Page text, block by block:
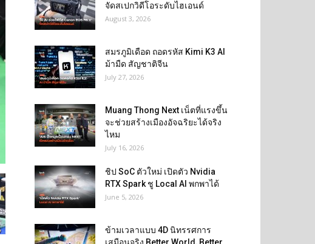
จัดสเปกวิดีโอระดับไฮเอนด์
August 3, 2026
สมรภูมิเดือด ถอดรหัส Kimi K3 AI
ม้ามืด สัญชาติจีน
July 27, 2026
Muang Thong Next เน็ตที่แรงขึ้น
จะช่วยสร้างเมืองอัจฉริยะได้จริง
ไหม
July 16, 2026
ชิป SoC ตัวใหม่ เปิดตัว Nvidia
RTX Spark ชู Local AI พกพาได้
June 5, 2026
ข้ามเวลาแบบ 4D นิทรรศการ